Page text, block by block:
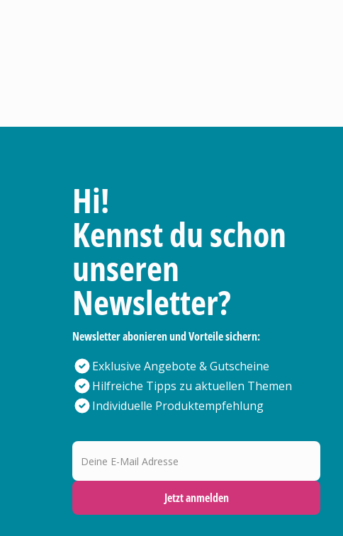
Hi!
Kennst du schon
unseren
Newsletter?
Newsletter abonieren und Vorteile sichern:
Exklusive Angebote & Gutscheine
Hilfreiche Tipps zu aktuellen Themen
Individuelle Produktempfehlung
Deine E-Mail Adresse
Jetzt anmelden